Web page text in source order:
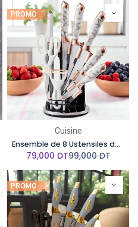
PROMO
Cuisine
Ensemble de 8 Ustensiles de Cuisine KUNSION en Acier Inoxydable avec Un Support Rotatif - Blanc & Or Rose
79,000 DT99,000DT
PROMO